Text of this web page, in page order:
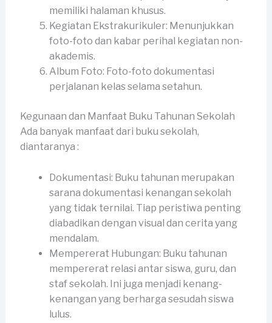
memiliki halaman khusus.
Kegiatan Ekstrakurikuler: Menunjukkan
foto-foto dan kabar perihal kegiatan non-
akademis.
Album Foto: Foto-foto dokumentasi
perjalanan kelas selama setahun.
Kegunaan dan Manfaat Buku Tahunan Sekolah
Ada banyak manfaat dari buku sekolah,
diantaranya :
Dokumentasi: Buku tahunan merupakan
sarana dokumentasi kenangan sekolah
yang tidak ternilai. Tiap peristiwa penting
diabadikan dengan visual dan cerita yang
mendalam.
Mempererat Hubungan: Buku tahunan
mempererat relasi antar siswa, guru, dan
staf sekolah. Ini juga menjadi kenang-
kenangan yang berharga sesudah siswa
lulus.